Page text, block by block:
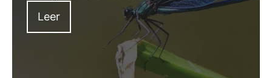
UE sobre Biodiversidad 2030, pero de los 27
Estados solo 6 han notificado sus
compromisos a la Comisión Europea.
Leer